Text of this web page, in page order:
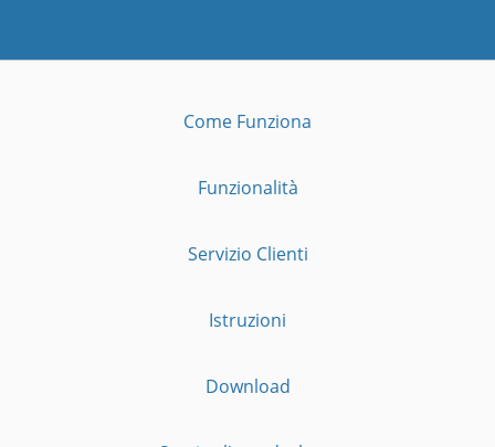
Come Funziona
Funzionalità
Servizio Clienti
Istruzioni
Download